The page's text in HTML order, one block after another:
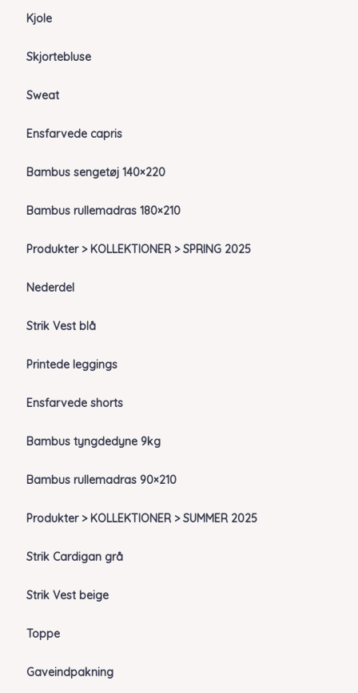
Kjole
Skjortebluse
Sweat
Ensfarvede capris
Bambus sengetøj 140×220
Bambus rullemadras 180×210
Produkter > KOLLEKTIONER > SPRING 2025
Nederdel
Strik Vest blå
Printede leggings
Ensfarvede shorts
Bambus tyngdedyne 9kg
Bambus rullemadras 90×210
Produkter > KOLLEKTIONER > SUMMER 2025
Strik Cardigan grå
Strik Vest beige
Toppe
Gaveindpakning